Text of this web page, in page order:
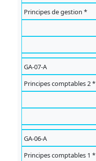
Principes de gestion *
GA-07-A
Principes comptables 2 *
GA-06-A
Principes comptables 1 *